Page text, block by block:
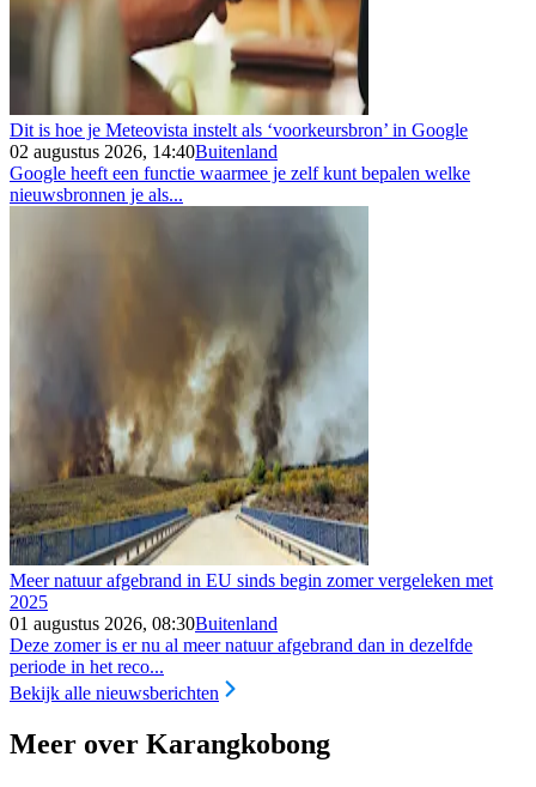
Dit is hoe je Meteovista instelt als ‘voorkeursbron’ in Google
02 augustus 2026, 14:40Buitenland
Google heeft een functie waarmee je zelf kunt bepalen welke
nieuwsbronnen je als...
Meer natuur afgebrand in EU sinds begin zomer vergeleken met
2025
01 augustus 2026, 08:30Buitenland
Deze zomer is er nu al meer natuur afgebrand dan in dezelfde
periode in het reco...
Bekijk alle nieuwsberichten
Meer over Karangkobong